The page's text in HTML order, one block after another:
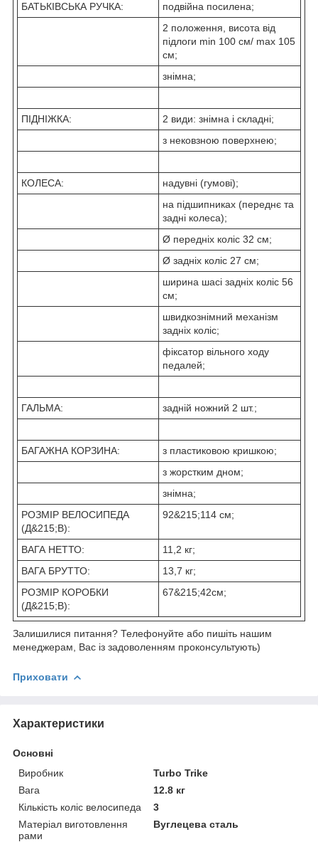
БАТЬКІВСЬКА РУЧКА:
подвійна посилена;
2 положення, висота від
підлоги min 100 см/ max 105
см;
знімна;
ПІДНІЖКА:
2 види: знімна і складні;
з нековзною поверхнею;
КОЛЕСА:
надувні (гумові);
на підшипниках (переднє та
задні колеса);
Ø передніх коліс 32 см;
Ø задніх коліс 27 см;
ширина шасі задніх коліс 56
см;
швидкознімний механізм
задніх коліс;
фіксатор вільного ходу
педалей;
ГАЛЬМА: задній ножний 2 шт.;
БАГАЖНА КОРЗИНА:
з пластиковою кришкою;
з жорстким дном;
знімна;
РОЗМІР ВЕЛОСИПЕДА
(Д&215;В):
92&215;114 см;
ВАГА НЕТТО:
11,2 кг;
ВАГА БРУТТО:
13,7 кг;
РОЗМІР КОРОБКИ
(Д&215;В):
67&215;42см;
Залишилися питання? Телефонуйте або пишіть нашим
менеджерам, Вас із задоволенням проконсультують)
Приховати
Характеристики
Основні
Виробник
Turbo Trike
Вага
12.8 кг
Кількість коліс велосипеда
3
Матеріал виготовлення
рами
Вуглецева сталь